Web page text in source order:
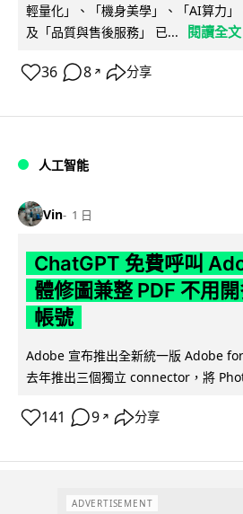
輕量化」、「機身美學」、「AI算力
及「品質與售後服務」 已...
閱讀全文
36 8 ↗ 分享
人工智能
Vin 1 日
ChatGPT 免費呼叫
體修圖兼整 PDF 不用
帳號
Adobe 宣布推出全新統一版 Adobe
去年推出三個獨立 connector，將
141 9 ↗ 分享
ADVERTISEMENT